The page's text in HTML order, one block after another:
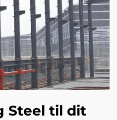
Steel til dit